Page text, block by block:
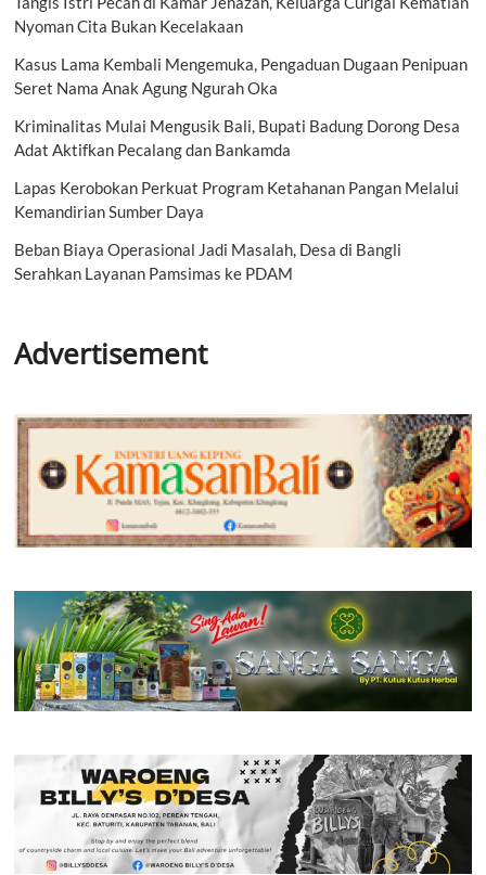
Nyoman Cita Bukan Kecelakaan
Kasus Lama Kembali Mengemuka, Pengaduan Dugaan Penipuan
Seret Nama Anak Agung Ngurah Oka
Kriminalitas Mulai Mengusik Bali, Bupati Badung Dorong Desa
Adat Aktifkan Pecalang dan Bankamda
Lapas Kerobokan Perkuat Program Ketahanan Pangan Melalui
Kemandirian Sumber Daya
Beban Biaya Operasional Jadi Masalah, Desa di Bangli
Serahkan Layanan Pamsimas ke PDAM
Advertisement